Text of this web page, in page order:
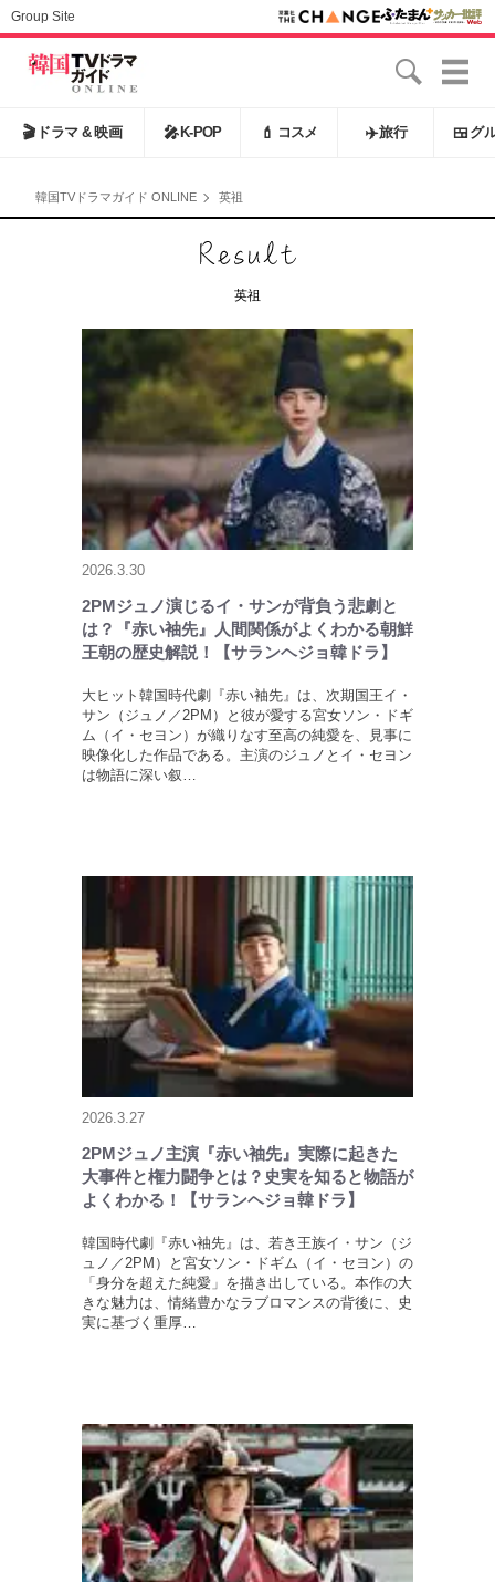
Group Site
🎬 ドラマ & 映画 🎤 K-POP 💄 コスメ ✈️旅行 🍱 グ
韓国TVドラマガイド ONLINE 英祖
英祖
2026.3.30
2PMジュノ演じるイ・サンが背負う悲劇と
は？『赤い袖先』人間関係がよくわかる朝鮮
王朝の歴史解説！【サランヘジョ韓ドラ】
大ヒット韓国時代劇『赤い袖先』は、次期国王イ・
サン（ジュノ／2PM）と彼が愛する宮女ソン・ドギ
ム（イ・セヨン）が織りなす至高の純愛を、見事に
映像化した作品である。主演のジュノとイ・セヨン
は物語に深い叙…
2026.3.27
2PMジュノ主演『赤い袖先』実際に起きた
大事件と権力闘争とは？史実を知ると物語が
よくわかる！【サランヘジョ韓ドラ】
韓国時代劇『赤い袖先』は、若き王族イ・サン（ジ
ュノ／2PM）と宮女ソン・ドギム（イ・セヨン）の
「身分を超えた純愛」を描き出している。本作の大
きな魅力は、情緒豊かなラブロマンスの背後に、史
実に基づく重厚…